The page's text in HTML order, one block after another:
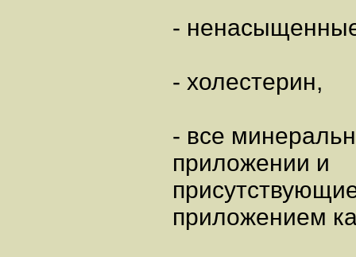
-
- холестерин,
- все
приложении и
приложением